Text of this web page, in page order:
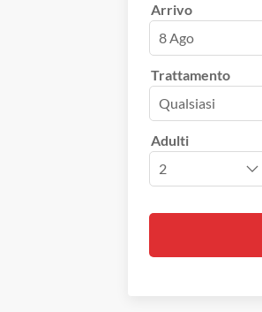
Arrivo
8 Ago
Trattamento
Adulti